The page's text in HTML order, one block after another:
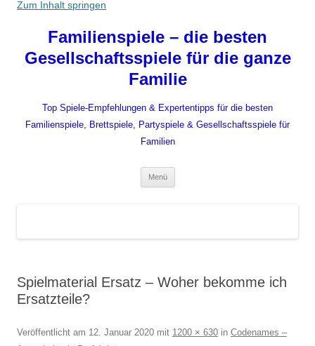
Zum Inhalt springen
Familienspiele – die besten
Gesellschaftsspiele für die ganze
Familie
Top Spiele-Empfehlungen & Expertentipps für die besten
Familienspiele, Brettspiele, Partyspiele & Gesellschaftsspiele für
Familien
Menü
Spielmaterial Ersatz – Woher bekomme ich
Ersatzteile?
Veröffentlicht am 12. Januar 2020 mit 1200 × 630 in Codenames –